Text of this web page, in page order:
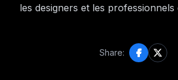
les designers et les
Share: